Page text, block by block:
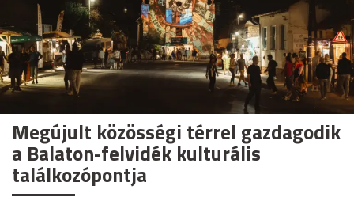
Megújult közösségi térrel gazdagodik
a Balaton-felvidék kulturális
találkozópontja